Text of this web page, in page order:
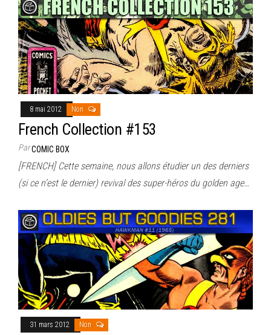
8 mai 2012 Non
French Collection #153
ParCOMIC BOX
[FRENCH] Cette semaine, nous allons étudier un des derniers
(si ce n’est le dernier) revival des super-héros du golden age…
31 mars 2012 Non